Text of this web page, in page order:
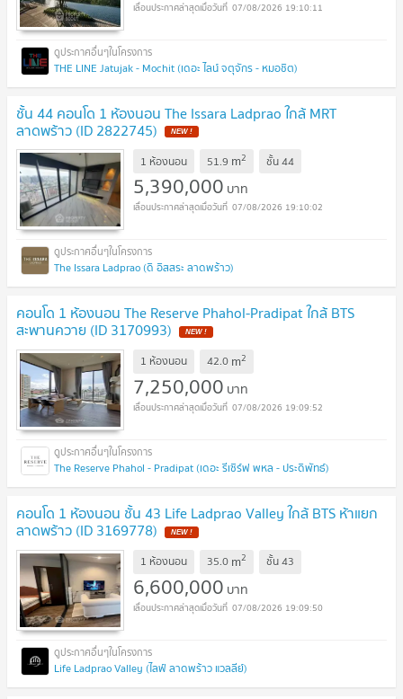
07/08/2026 19:10:11
THE LINE Jatujak - Mochit (เดอะ ไลน์ จตุจักร - หมอชิต)
ชั้น 44 คอนโด 1 ห้องนอน The Issara Ladprao ใกล้ MRT
ลาดพร้าว (ID 2822745)
1 ห้องนอน 51.9 m2 ชั้น44
5,390,000 บาท
07/08/2026 19:10:02
The Issara Ladprao (ดิ อิสสระ ลาดพร้าว)
คอนโด 1 ห้องนอน The Reserve Phahol-Pradipat ใกล้ BTS
สะพานควาย (ID 3170993)
1 ห้องนอน 42.0 m2
7,250,000 บาท
07/08/2026 19:09:52
The Reserve Phahol - Pradipat (เดอะ รีเซิร์ฟ พหล - ประดิพัทธ์)
คอนโด 1 ห้องนอน ชั้น 43 Life Ladprao Valley ใกล้ BTS ห้าแยก
ลาดพร้าว (ID 3169778)
1 ห้องนอน 35.0 m2 ชั้น43
6,600,000 บาท
07/08/2026 19:09:50
Life Ladprao Valley (ไลฟ์ ลาดพร้าว แวลลีย์)